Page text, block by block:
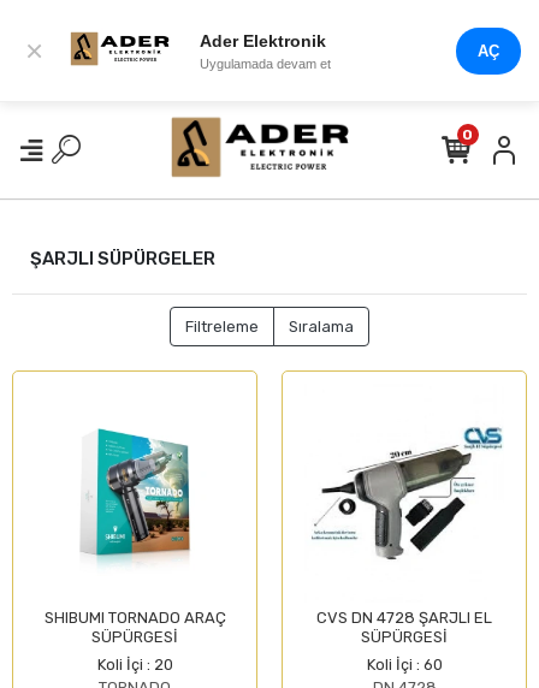
× Ader Elektronik
Uygulamada devam et
AÇ
0
ŞARJLI SÜPÜRGELER
Filtreleme Sıralama
SHIBUMI TORNADO ARAÇ
SÜPÜRGESİ
Koli İçi : 20
CVS DN 4728 ŞARJLI EL
SÜPÜRGESİ
Koli İçi : 60